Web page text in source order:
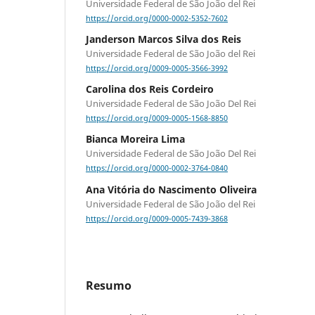
Universidade Federal de São João del Rei
https://orcid.org/0000-0002-5352-7602
Janderson Marcos Silva dos Reis
Universidade Federal de São João del Rei
https://orcid.org/0009-0005-3566-3992
Carolina dos Reis Cordeiro
Universidade Federal de São João Del Rei
https://orcid.org/0009-0005-1568-8850
Bianca Moreira Lima
Universidade Federal de São João Del Rei
https://orcid.org/0000-0002-3764-0840
Ana Vitória do Nascimento Oliveira
Universidade Federal de São João del Rei
https://orcid.org/0009-0005-7439-3868
Resumo